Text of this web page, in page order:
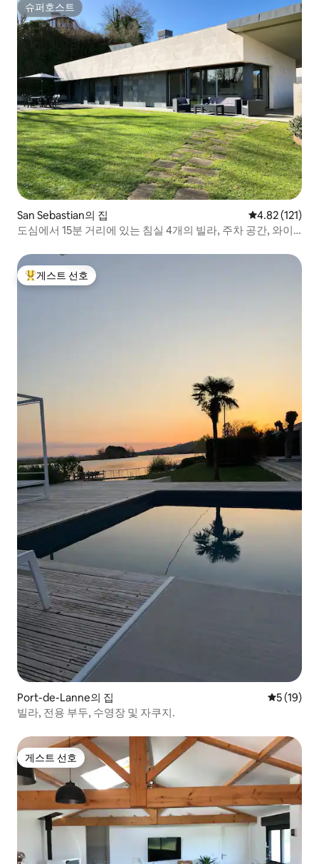
슈퍼호스트
슈퍼호스트
San Sebastian의 집 평점 4.82점(5
4.82 (121)
도심에서 15분 거리에 있는 침실 4개의 빌라, 주차 공간, 와이
상위 게스트 선호
게스트 선호
Port-de-Lanne의 집 평점 5점
5 (19)
빌라, 전용 부두, 수영장 및 자쿠지.
게스트 선호
게스트 선호